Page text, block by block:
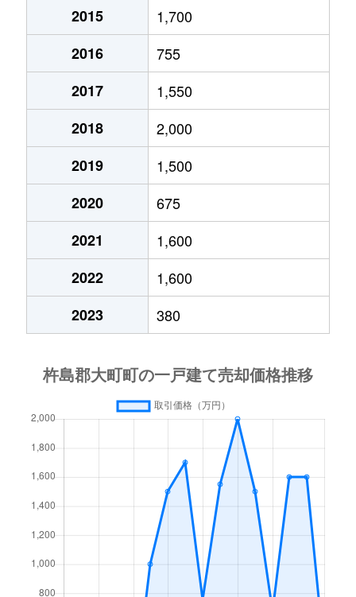
2015
1,700
2016
755
2017
1,550
2018
2,000
2019
1,500
2020
675
2021
1,600
2022
1,600
2023
380